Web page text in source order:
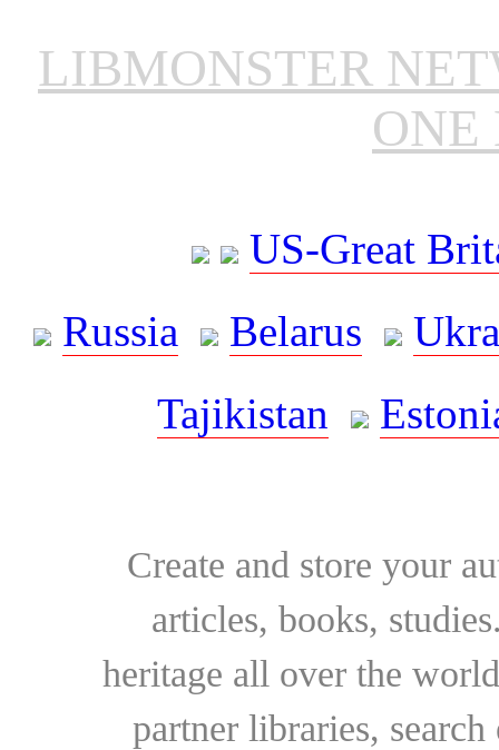
LIBMONSTER
ONE
US-Great
Russia
Belarus
Tajikistan
Create and store your
articles, books,
heritage all over the
partner libraries,